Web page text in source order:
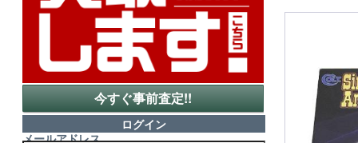
今すぐ事前査定!!
ログイン
メールアドレス